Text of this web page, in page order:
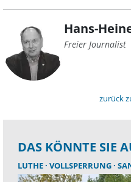
Hans-
Freier Journalist
zurück
DAS KÖNNTE SIE
LUTHE VOLLSPERRUNG